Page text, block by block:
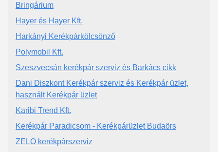
Bringárium
Hayer és Hayer Kft.
Harkányi Kerékpárkölcsönző
Polymobil Kft.
Szeszvecsán kerékpár szerviz és Barkács cikk
Dani Diszkont Kerékpár szerviz és Kerékpár üzlet,
használt Kerékpár üzlet
Karibi Trend Kft.
Kerékpár Paradicsom - Kerékpárüzlet Budaörs
ZELO kerékpárszerviz